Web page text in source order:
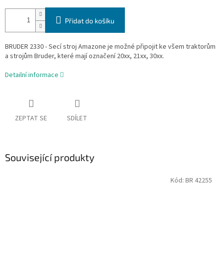
Přidat do košíku
BRUDER 2330 - Secí stroj Amazone je možné připojit ke všem traktorům
a strojům Bruder, které mají označení 20xx, 21xx, 30xx.
Detailní informace
ZEPTAT SE SDÍLET
Související produkty
Kód: BR 42255